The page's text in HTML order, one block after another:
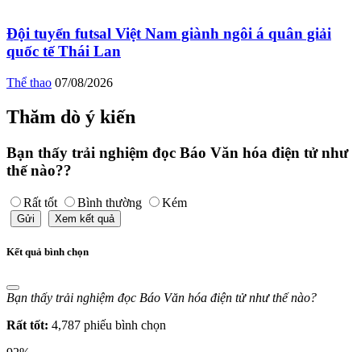
Đội tuyển futsal Việt Nam giành ngôi á quân giải
quốc tế Thái Lan
Thể thao 07/08/2026
Thăm dò ý kiến
Bạn thấy trải nghiệm đọc Báo Văn hóa điện tử như
thế nào??
Rất tốt Bình thường Kém
Gửi Xem kết quả
Kết quả bình chọn
Bạn thấy trải nghiệm đọc Báo Văn hóa điện tử như thế nào?
Rất tốt: 4,787 phiếu bình chọn